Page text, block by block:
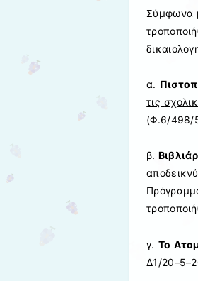
Σύμφωνα
α.
τις
(Φ.6/498/
β.
γ. Το
Δ1/20–5–